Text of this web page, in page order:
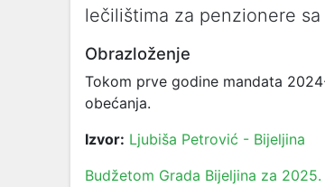
lečilištima za penzionere
Obrazloženje
Tokom prve godine mandata
obećanja.
Izvor: Ljubiša Petrović - Bijeljina
Budžetom Grada Bijeljina za